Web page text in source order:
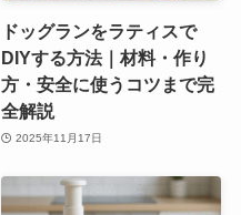
ドッグランをラティスで
DIYする方法｜材料・作り
方・安全に使うコツまで完
全解説
2025年11月17日